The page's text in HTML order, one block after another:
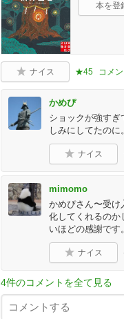
本を登
ナイス ★45 コメ
かめぴ
ショックが強す
しみにしてたのに
ナイス
mimomo
かめぴさん〜受け
化してくれるのか
いほどの感謝です
ナイス
4件のコメントを全て見る